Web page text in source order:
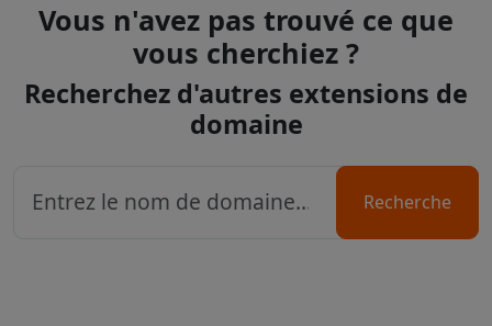
Vous n'avez pas trouvé ce que
vous cherchiez ?
Recherchez d'autres extensions de
domaine
Recherche